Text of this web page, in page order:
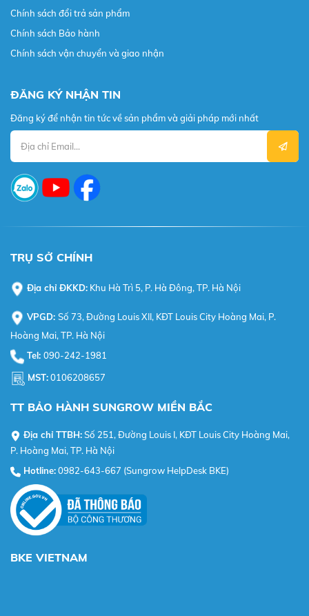
Chính sách đổi trả sản phẩm
Chính sách Bảo hành
Chính sách vận chuyển và giao nhận
ĐĂNG KÝ NHẬN TIN
Đăng ký để nhận tin tức về sản phẩm và giải pháp mới nhất
TRỤ SỞ CHÍNH
Địa chỉ ĐKKD: Khu Hà Trì 5, P. Hà Đông, TP. Hà Nội
VPGD: Số 73, Đường Louis XII, KĐT Louis City Hoàng Mai, P.
Hoàng Mai, TP. Hà Nội
Tel: 090-242-1981
MST:0106208657
TT BẢO HÀNH SUNGROW MIỀN BẮC
Địa chỉ TTBH:Số 251, Đường Louis I, KĐT Louis City Hoàng Mai,
P. Hoàng Mai, TP. Hà Nội
Hotline:0982-643-667 (Sungrow HelpDesk BKE)
BKE VIETNAM